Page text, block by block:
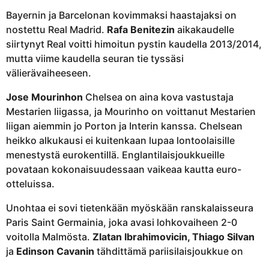
Bayernin ja Barcelonan kovimmaksi haastajaksi on
nostettu Real Madrid. Rafa Benitezin aikakaudelle
siirtynyt Real voitti himoitun pystin kaudella 2013/2014,
mutta viime kaudella seuran tie tyssäsi
välierävaiheeseen.
Jose Mourinhon Chelsea on aina kova vastustaja
Mestarien liigassa, ja Mourinho on voittanut Mestarien
liigan aiemmin jo Porton ja Interin kanssa. Chelsean
heikko alkukausi ei kuitenkaan lupaa lontoolaisille
menestystä eurokentillä. Englantilaisjoukkueille
povataan kokonaisuudessaan vaikeaa kautta euro-
otteluissa.
Unohtaa ei sovi tietenkään myöskään ranskalaisseura
Paris Saint Germainia, joka avasi lohkovaiheen 2-0
voitolla Malmösta. Zlatan Ibrahimovicin, Thiago Silvan
ja Edinson Cavanin tähdittämä pariisilaisjoukkue on